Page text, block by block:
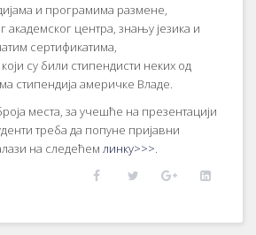
и програмима размене,
академског центра, знању језика и
сертификатима,
су били стипендисти неких од
стипендија америчке Владе.
места, за учешће на презентацији
треба да попуне пријавни
на следећем линку>>>.